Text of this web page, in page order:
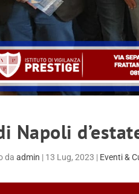
Napoli
daadmin | 13 Lug, 2023 | Eventi &